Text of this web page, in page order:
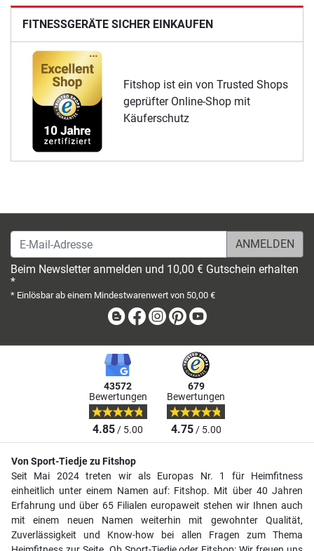
FITNESSGERÄTE SICHER EINKAUFEN
Fitshop ist ein von Trusted Shops
geprüfter Online-Shop mit
Käuferschutz
E-Mail-Adresse
Beim Newsletter anmelden und 10,00 € Gutschein erhalten
*
* Einlösbar ab einem Mindestwarenwert von 50,00 €
BlogFacebook
Instagram
Pinterest
43572
Bewertungen
4.85/ 5.00
679
Bewertungen
4.75/ 5.00
Von Sport-Tiedje zu Fitshop
Seit Mai 2024 treten wir als Europas Nr. 1 für Heimfitness
einheitlich unter einem Namen auf: Fitshop. Mit über 40 Jahren
Erfahrung und über 65 Filialen europaweit stehen wir Ihnen auch
mit einem neuen Namen weiterhin mit gewohnter Qualität,
Zuverlässigkeit und Know-how bei allen Fragen zum Thema